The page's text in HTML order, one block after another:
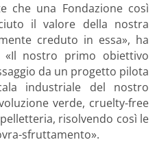
che una Fondazione così
il valore della nostra
creduto in essa», ha
«Il nostro primo obiettivo
da un progetto pilota
industriale del nostro
verde, cruelty-free
risolvendo così le
sfruttamento».